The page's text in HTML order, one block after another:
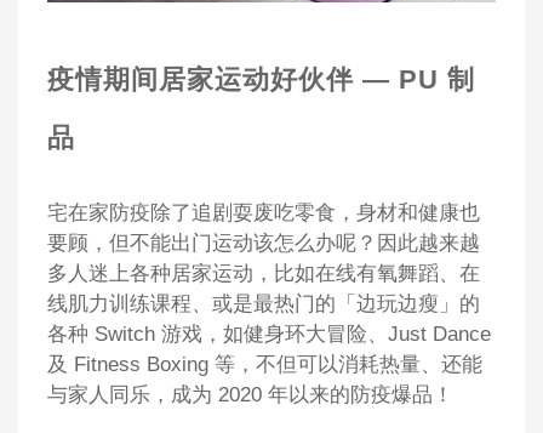
疫情期间居家运动好伙伴 — PU 制
品
宅在家防疫除了追剧耍废吃零食，身材和健康也
要顾，但不能出门运动该怎么办呢 ？因此越来越
多人迷上各种居家运动，比如在线有氧舞蹈、在
线肌力训练课程、或是最热门的 「 边玩边瘦 」 的
各种 Switch 游戏，如健身环大冒险、Just Dance
及 Fitness Boxing 等，不但可以消耗热量、还能
与家人同乐，成为 2020 年以来的防疫爆品！